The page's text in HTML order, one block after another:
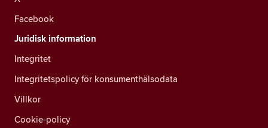
Facebook
Juridisk information
Integritet
Integritetspolicy för konsumenthälsodata
Villkor
Cookie-policy